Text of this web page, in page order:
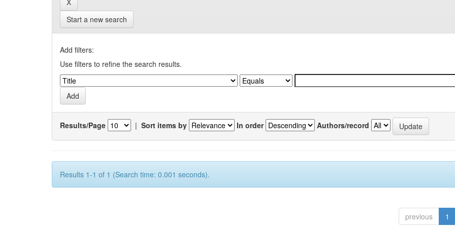
Start a new search
Add filters:
Use filters to refine the search results.
Results/Page | Sort items by In order Authors/record
Results 1-1 of 1 (Search time: 0.001 seconds).
previous 1